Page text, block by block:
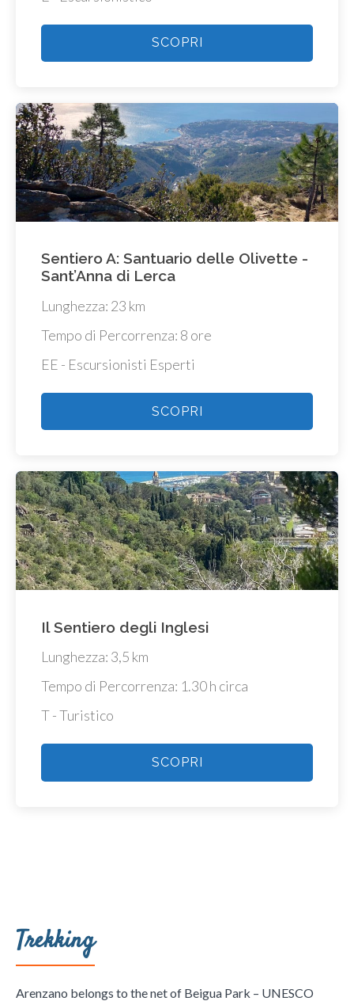
SCOPRI
Sentiero A: Santuario delle Olivette -
Sant’Anna di Lerca
Lunghezza: 23 km
Tempo di Percorrenza: 8 ore
EE - Escursionisti Esperti
SCOPRI
Il Sentiero degli Inglesi
Lunghezza: 3,5 km
Tempo di Percorrenza: 1.30 h circa
T - Turistico
SCOPRI
Trekking
Arenzano belongs to the net of Beigua Park – UNESCO